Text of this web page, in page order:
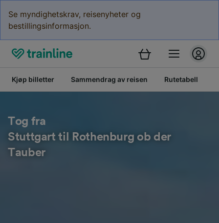
Se myndighetskrav, reisenyheter og
bestillingsinformasjon.
Kjøp billetter Sammendrag av reisen Rutetabell
Tog fra
Stuttgart til Rothenburg ob der
Tauber